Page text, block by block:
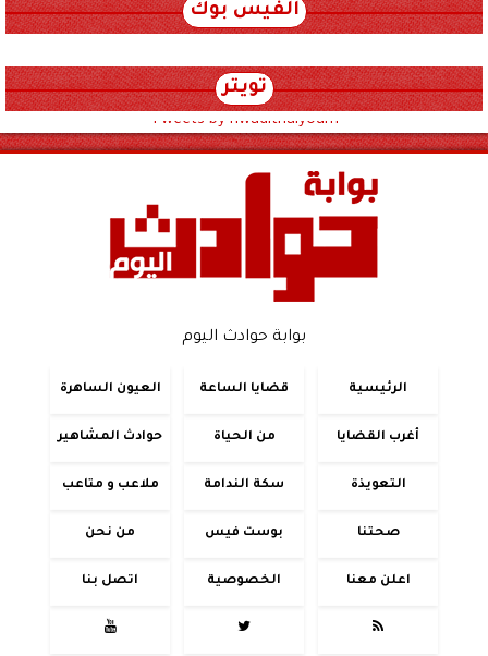
الفيس بوك
تويتر
Tweets by hwadithalyoum
بوابة حوادث اليوم
الرئيسية قضايا الساعة العيون الساهرة
أغرب القضايا من الحياة حوادث المشاهير
التعويذة سكة الندامة ملاعب و متاعب
صحتنا بوست فيس من نحن
اعلن معنا الخصوصية اتصل بنا


